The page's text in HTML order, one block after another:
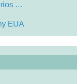
…
EUA